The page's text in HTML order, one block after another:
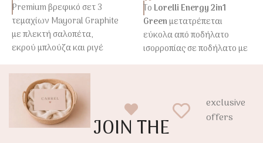
Premium βρεφικό σετ 3
τεμαχίων Mayoral Graphite
με πλεκτή σαλοπέτα,
εκρού μπλούζα και ριγέ
για νεογέννητα που
συνδυάζει άνεση και
διαχρονικό στυλ.
Το Lorelli Energy 2in1
Greenμετατρέπεται
εύκολα από ποδήλατο
ισορροπίας σε ποδήλατο με
σκελετό, EVA ρόδες και
ρυθμιζόμενη σέλα για
άνετες και ασφαλείς
JOIN THE
exclusive
offers